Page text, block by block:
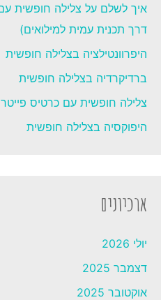
דרך תכנית עמית למילואים)
היפרוונטילציה בצלילה חופשית
ברדיקרדיה בצלילה חופשית
צלילה חופשית עם כרטיס פייטר
היפוקסיה בצלילה חופשית
ארכיונים
יולי 2026
דצמבר 2025
אוקטובר 2025